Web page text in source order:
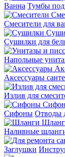
Ванна Тумбы под
Смесители для
Сушилки для
Напольные
Аксессуары
Излив для
Сифоны Отводы
Наливные
Заглушки